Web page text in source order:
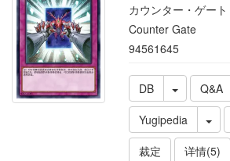
カウンター・ゲート
Counter Gate
94561645
DB Q&A
Yugipedia
裁定
详情(5)